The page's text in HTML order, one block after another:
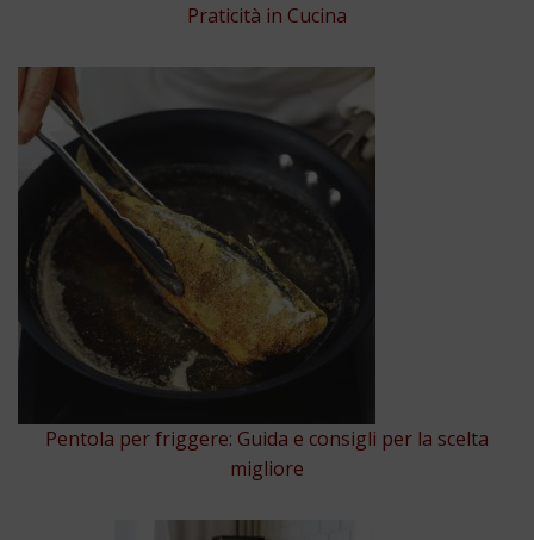
Praticità in Cucina
Pentola per friggere: Guida e consigli per la scelta
migliore